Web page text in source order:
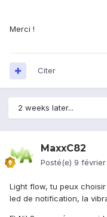
Merci !
Citer
2 weeks later...
MaxxC82
Posté(e) 9 février
Light flow, tu peux
led de notification, la